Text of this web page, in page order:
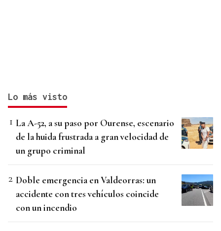
Lo más visto
La A-52, a su paso por Ourense, escenario
de la huida frustrada a gran velocidad de
un grupo criminal
Doble emergencia en Valdeorras: un
accidente con tres vehículos coincide
con un incendio